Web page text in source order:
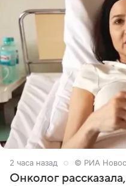
2 часа назад © РИА
Онколог